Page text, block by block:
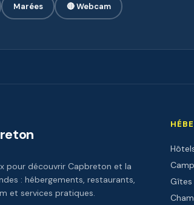
Marées 🔴 Webcam
pour découvrir Capbreton et la
: hébergements, restaurants,
et services pratiques.